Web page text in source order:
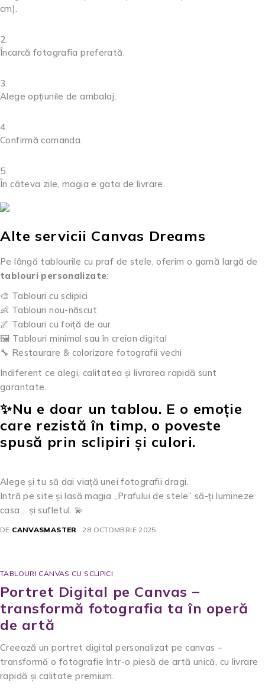
cm).
Încarcă fotografia preferată.
Alege opțiunile de ambalaj.
Confirmă comanda.
În câteva zile, magia e gata de livrare.
Alte servicii Canvas Dreams
Pe lângă tablourile cu praf de stele, oferim o gamă largă de
tablouri personalizate:
🎨 Tablouri cu sclipici
👶 Tablouri nou-născut
🌌 Tablouri cu foiță de aur
🖼️ Tablouri minimal sau în creion digital
🔧 Restaurare & colorizare fotografii vechi
Indiferent ce alegi, calitatea și livrarea rapidă sunt
garantate.
✨Nu e doar un tablou. E o emoție
care rezistă în timp, o poveste
spusă prin sclipiri și culori.
Alege și tu să dai viață unei fotografii dragi.
Intră pe site și lasă magia „Prafului de stele” să-ți lumineze
casa… și sufletul. 💫
DE CANVASMASTER 28 OCTOMBRIE 2025
TABLOURI CANVAS CU SCLIPICI
Portret Digital pe Canvas –
transformă fotografia ta în operă
de artă
Creează un portret digital personalizat pe canvas –
transformă o fotografie într-o piesă de artă unică, cu livrare
rapidă și calitate premium.